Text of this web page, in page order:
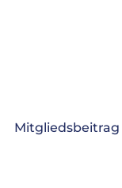
Mitgliedsbeitrag